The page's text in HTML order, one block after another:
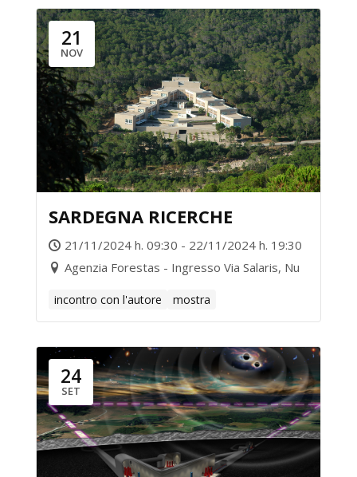
21
NOV
SARDEGNA RICERCHE
21/11/2024 h. 09:30 - 22/11/2024 h. 19:30
Agenzia Forestas - Ingresso Via Salaris, Nu
incontro con l'autore mostra
24
SET